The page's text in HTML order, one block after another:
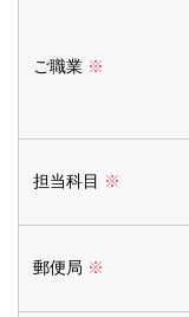
ご職業 ※
担当科目 ※
郵便局 ※